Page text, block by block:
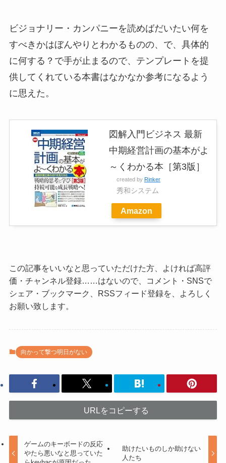
ビジョナリー・カンパニーを読めばだいたい何を
すべきかはぼんやりとわかるものの、で、具体的
に何する？で手が止まるので、テンプレートを提
供してくれている本書はなかなか参考になるよう
に思えた。
図解入門ビジネス 最新
中期経営計画の基本がよ
～くわかる本［第3版］
created by Rinker
秀和システム
Amazon
この記事をいいなと思っていただけた方、よければ高評
価・チャンネル登録……はないので、コメント・SNSで
シェア・ブックマーク、RSSフィード登録を、よろしく
お願い致します。
向かって撃つ明日がない
URLをコピーする
ゲームのキーボードの反応
やたら悪いなと思っていた
助けたいものしか助けない
人たち